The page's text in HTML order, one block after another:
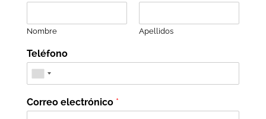
Nombre Apellidos
Teléfono
Correo electrónico *